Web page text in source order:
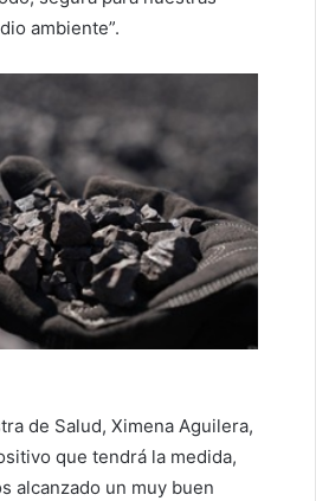
ambiente”.
de Salud, Ximena Aguilera,
que tendrá la medida,
alcanzado un muy buen